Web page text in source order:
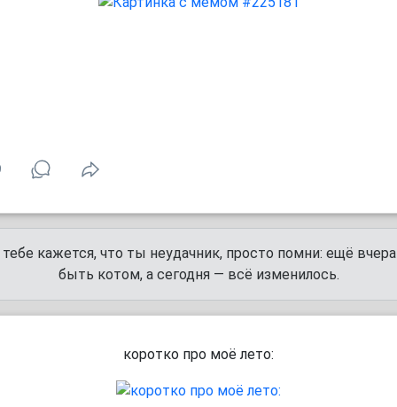
тебе кажется, что ты неудачник, просто помни: ещё
быть котом, а сегодня — всё изменилось.
коротко про моё лето: